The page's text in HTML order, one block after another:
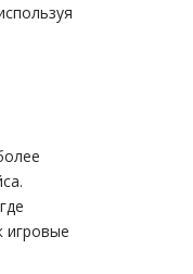
игровые